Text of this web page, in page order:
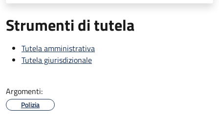
Strumenti di tutela
Tutela amministrativa
Tutela giurisdizionale
Argomenti:
Polizia